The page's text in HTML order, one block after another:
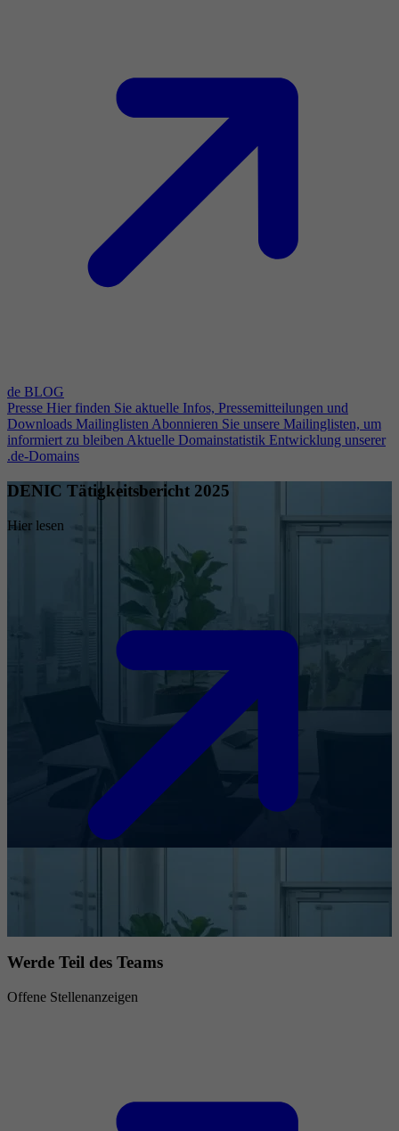
de BLOG
Presse Hier finden Sie aktuelle Infos, Pressemitteilungen und
Downloads Mailinglisten Abonnieren Sie unsere Mailinglisten, um
informiert zu bleiben Aktuelle Domainstatistik Entwicklung unserer
.de-Domains
DENIC Tätigkeitsbericht 2025
Hier lesen
Werde Teil des Teams
Offene Stellenanzeigen